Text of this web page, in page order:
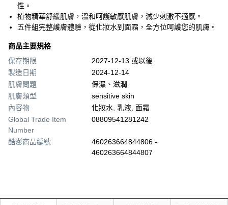
性。
植物精華舒緩肌膚，溫和呵護敏感肌膚，減少刺激不適感。
五件組完整護膚體驗，從化妝水到面霜，全方位呵護您的肌膚。
商品主要規格
保存期限
2027-12-13 或以後
製造日期
2024-12-14
肌膚問題
保濕、滋潤
肌膚類型
sensitive skin
內容物
化妝水, 乳液, 面霜
Global Trade Item
Number
08809541281242
酷澎商品編號
460263664844806 -
460263664844807